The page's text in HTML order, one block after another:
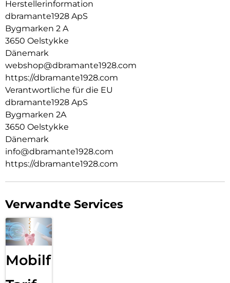
Herstellerinformation
dbramante1928 ApS
Bygmarken 2 A
3650 Oelstykke
Dänemark
webshop@dbramante1928.com
https://dbramante1928.com
Verantwortliche für die EU
dbramante1928 ApS
Bygmarken 2A
3650 Oelstykke
Dänemark
info@dbramante1928.com
https://dbramante1928.com
Verwandte Services
Mobilfunk